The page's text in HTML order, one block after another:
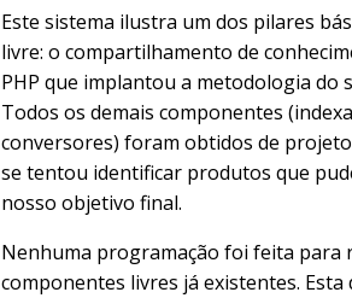
Este sistema ilustra um dos pilares
livre: o compartilhamento de
PHP que implantou a metodologia do
Todos os demais componentes
conversores) foram obtidos de
se tentou identificar produtos que
nosso objetivo final.
Nenhuma programação foi feita para
componentes livres já existentes.